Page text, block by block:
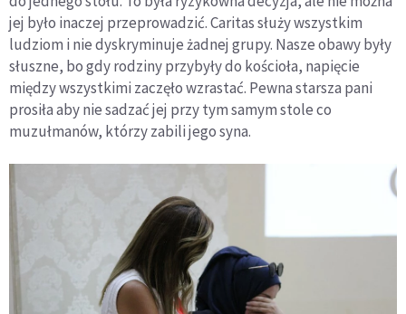
jej było inaczej przeprowadzić. Caritas służy wszystkim
ludziom i nie dyskryminuje żadnej grupy. Nasze obawy były
słuszne, bo gdy rodziny przybyły do kościoła, napięcie
między wszystkimi zaczęło wzrastać. Pewna starsza pani
prosiła aby nie sadzać jej przy tym samym stole co
muzułmanów, którzy zabili jego syna.